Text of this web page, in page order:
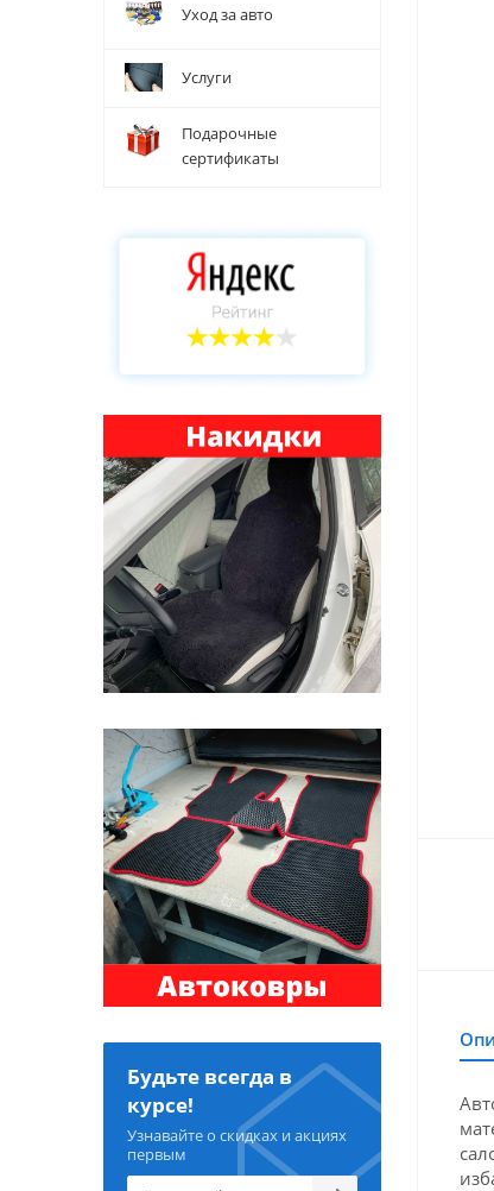
Уход за авто
Услуги
Подарочные
сертификаты
Будьте всегда в
курсе!
Узнавайте о скидках и акциях
первым